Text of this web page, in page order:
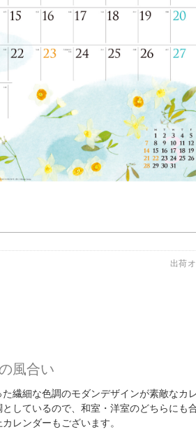
出荷
風合い
繊細な色調のモダンデザインが素敵なカ
しているので、和室・洋室のどちらにも
レンダーもございます。